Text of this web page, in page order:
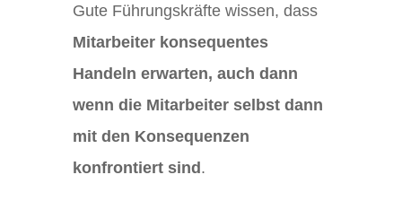
Gute Führungskräfte wissen, dass
Mitarbeiter konsequentes
Handeln erwarten, auch dann
wenn die Mitarbeiter selbst dann
mit den Konsequenzen
konfrontiert sind.